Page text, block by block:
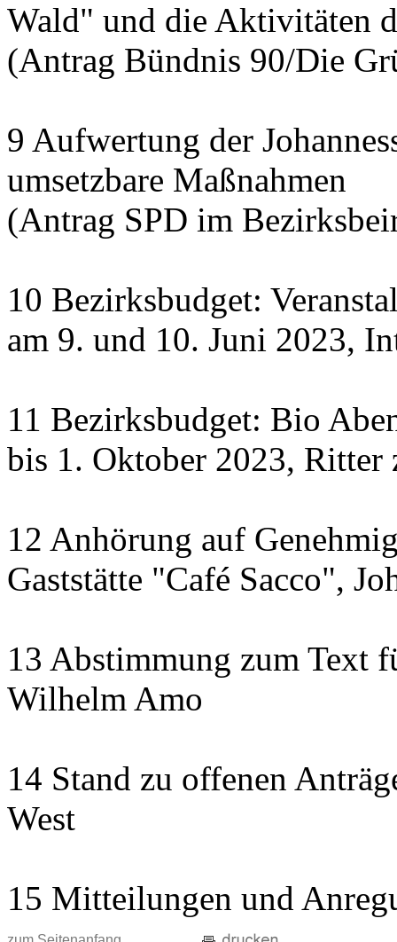
Wald" und die Aktivitäten
(Antrag Bündnis 90/Die
9 Aufwertung der
umsetzbare Maßnahmen
(Antrag SPD im
10 Bezirksbudget:
am 9. und 10. Juni 2023,
11 Bezirksbudget: Bio
bis 1. Oktober 2023, Ritter
12 Anhörung auf
Gaststätte "Café Sacco",
13 Abstimmung zum Text
Wilhelm Amo
14 Stand zu offenen
West
15 Mitteilungen und